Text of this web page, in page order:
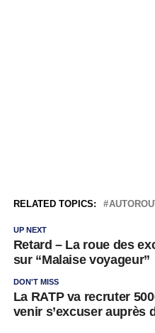
RELATED TOPICS:
UP NEXT
Retard – La roue des
sur “Malaise voyageur”
DON'T MISS
La RATP va recruter
venir s’excuser auprès